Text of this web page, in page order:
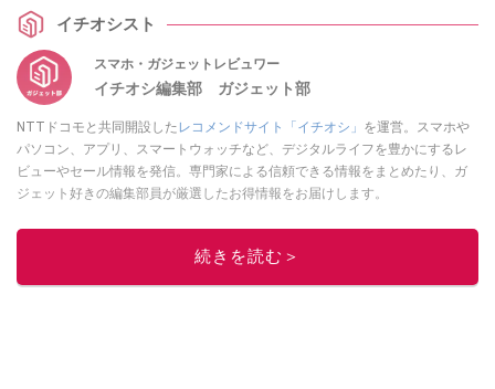
Chrome等の場合）
イチオシスト
スマホ・ガジェットレビュワー
イチオシ編集部 ガジェット部
NTTドコモと共同開設した レコメンドサイト「イチオシ」 を運営。スマホや
パソコン、アプリ、スマートウォッチなど、デジタルライフを豊かにするレ
ビューやセール情報を発信。専門家による信頼できる情報をまとめたり、ガ
ジェット好きの編集部員が厳選したお得情報をお届けします。
このイチオシストの他の記事を読む
続きを読む＞